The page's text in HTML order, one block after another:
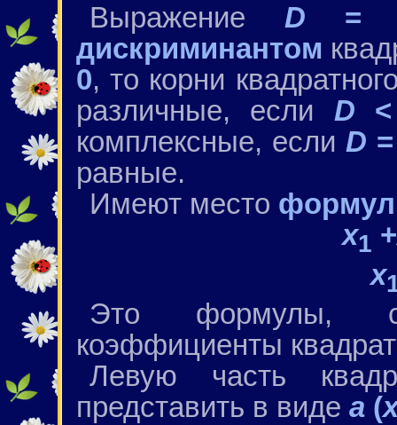
Выражение D =
дискриминантом
0, то корни
различные, если D
комплексные, если D
равные.
Имеют место
x1 +
x
Это формулы,
коэффициенты
Левую часть
представить в виде а (